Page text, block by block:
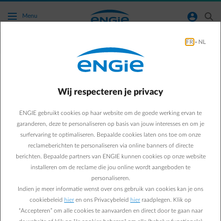
Ga naar de hoofdinhoud
Menu normal-account-circle search
Zonnepanelen
Wat heeft er invloed op
het rendement van je
zonnepanelen?
20/12/2019
FR - NL
Wij respecteren je privacy
ENGIE gebruikt cookies op haar website om de goede werking ervan te
garanderen, deze te personaliseren op basis van jouw interesses en om je
surfervaring te optimaliseren. Bepaalde cookies laten ons toe om onze
reclameberichten te personaliseren via online banners of directe
berichten. Bepaalde partners van ENGIE kunnen cookies op onze website
installeren om de reclame die jou online wordt aangeboden te
personaliseren.
Indien je meer informatie wenst over ons gebruik van cookies kan je ons
cookiebeleid hier en ons Privacybeleid hier raadplegen. Klik op
“Accepteren” om alle cookies te aanvaarden en direct door te gaan naar